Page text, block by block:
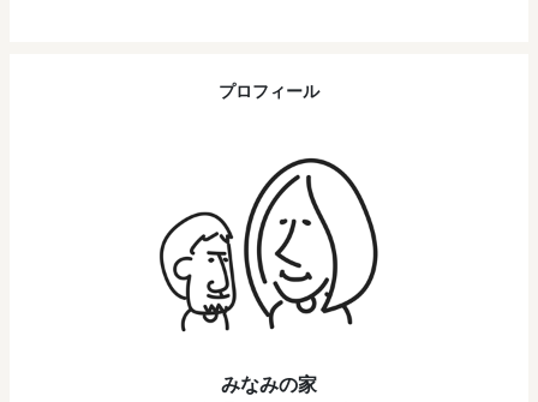
プロフィール
みなみの家